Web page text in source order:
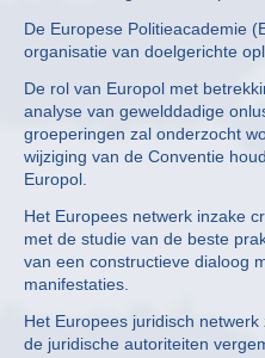
De Europese Politieacademie
organisatie van doelgerichte
De rol van Europol met
analyse van gewelddadige
groeperingen zal onderzocht
wijziging van de Conventie
Europol.
Het Europees netwerk inzake
met de studie van de beste
van een constructieve dialoog
manifestaties.
Het Europees juridisch
de juridische autoriteiten